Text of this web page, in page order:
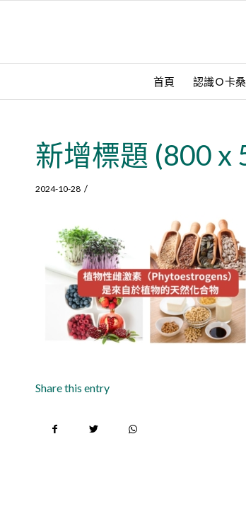
首頁 認識Ｏ卡桑
新增標題 (800 x
2024-10-28 /
Share this entry